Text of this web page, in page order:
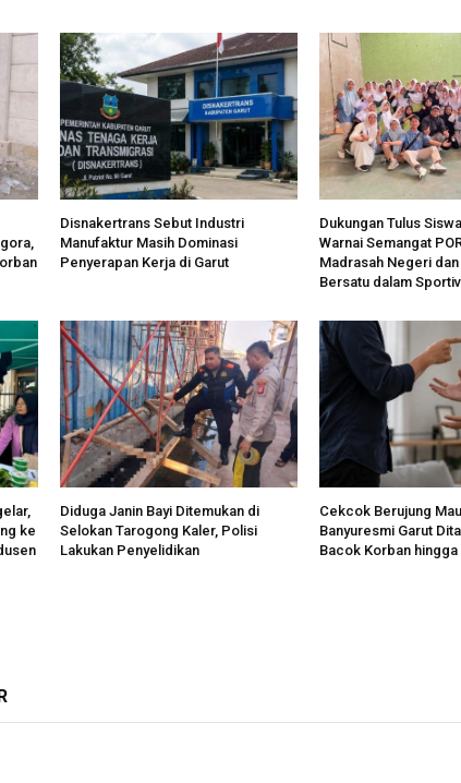
Disnakertrans Sebut Industri
Manufaktur Masih Dominasi
Penyerapan Kerja di Garut
Dukungan Tulus
Warnai Semangat
Madrasah Negeri
Bersatu dalam
ke
Diduga Janin Bayi Ditemukan di
Selokan Tarogong Kaler, Polisi
Lakukan Penyelidikan
Cekcok Berujung
Banyuresmi Garut
Bacok Korban hingga